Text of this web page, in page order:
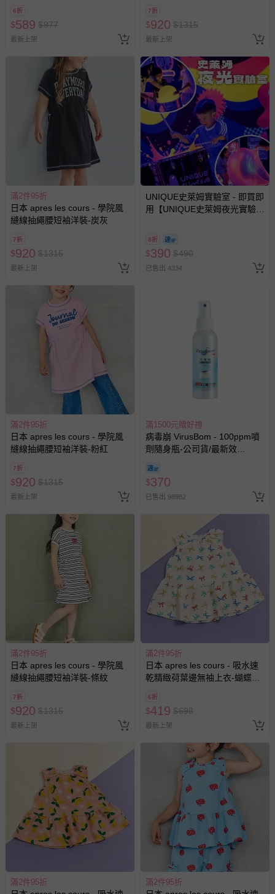
6折
$589 $977
最新上架
7折
$920 $1315
最新上架
滿2件95折
日本 apres les cours - 學院風
縫線抽繩腰短袖洋裝-炭灰
7折
$920 $1315
最新上架
UNIQUE史萊姆實驗室 - 即買即
用【UNIQUE史萊姆夜光實驗室
訂單編號兌換，逾期作廢) (大
人小孩均一價(3歲以上需購票))
8折
$390 $490
已售出 4334
滿2件95折
日本 apres les cours - 學院風
縫線抽繩腰短袖洋裝-粉紅
7折
$920 $1315
最新上架
滿1500元贈好禮
病毒崩 VirusBom - 100ppm噴
劑隨身瓶-公司貨/最新效
$370
已售出 98982
滿2件95折
日本 apres les cours - 學院風
縫線抽繩腰短袖洋裝-條紋
7折
$920 $1315
最新上架
滿2件95折
日本 apres les cours - 吸水速
乾精緻荷葉邊無袖上衣-蝴蝶結-
6折
$419 $698
最新上架
滿2件95折 滿2件95折